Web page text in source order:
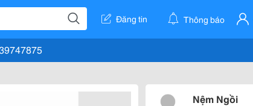
Đăng tin Thông báo
Nệm Ngồi